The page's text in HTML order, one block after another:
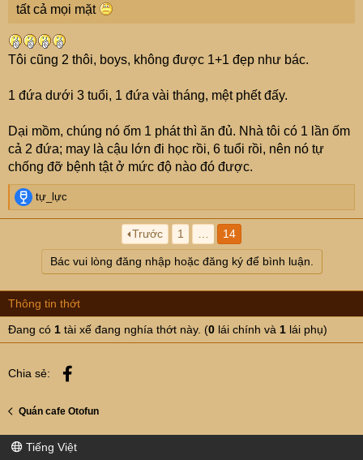
tất cả mọi mặt
Tôi cũng 2 thôi, boys, không được 1+1 đẹp như bác.
1 đứa dưới 3 tuổi, 1 đứa vài tháng, mệt phết đấy.
Dại mồm, chúng nó ốm 1 phát thì ăn đủ. Nhà tôi có 1 lần ốm
cả 2 đứa; may là cậu lớn đi học rồi, 6 tuổi rồi, nên nó tự
chống đỡ bệnh tật ở mức độ nào đó được.
R
e
s
tự_lực
Trước 1 14
Bác vui lòng đăng nhập hoặc đăng ký để bình luận.
Thông tin thớt
Đang có 1 tài xế đang nghía thớt này. (0 lái chính và 1 lái phụ)
Chia sẻ:
Quán cafe Otofun
Tiếng Việt